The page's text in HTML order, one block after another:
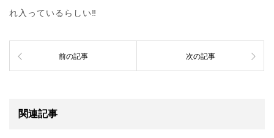
れ入っているらしい‼︎
前の記事 次の記事
関連記事